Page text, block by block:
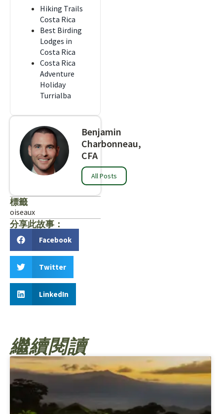
Hiking Trails
Costa Rica
Best Birding
Lodges in
Costa Rica
Costa Rica
Adventure
Holiday
Turrialba
Benjamin
Charbonneau,
CFA
All Posts
標籤
oiseaux
分享此故事：
Facebook
Twitter
LinkedIn
繼續閱讀